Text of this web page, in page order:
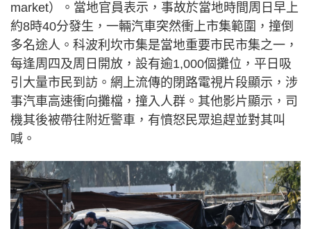
market）。當地官員表示，事故於當地時間周日早上
約8時40分發生，一輛汽車突然衝上市集範圍，撞倒
多名途人。科波利坎市集是當地重要市民市集之一，
每逢周四及周日開放，設有逾1,000個攤位，平日吸
引大量市民到訪。網上流傳的閉路電視片段顯示，涉
事汽車高速衝向攤檔，撞入人群。其他影片顯示，司
機其後被帶往附近警車，有憤怒民眾追趕並對其叫
喊。